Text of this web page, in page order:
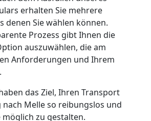
erhalten Sie mehrere
denen Sie wählen können.
Prozess gibt Ihnen die
auszuwählen, die am
Anforderungen und Ihrem
das Ziel, Ihren Transport
nach Melle so reibungslos und
zu gestalten.